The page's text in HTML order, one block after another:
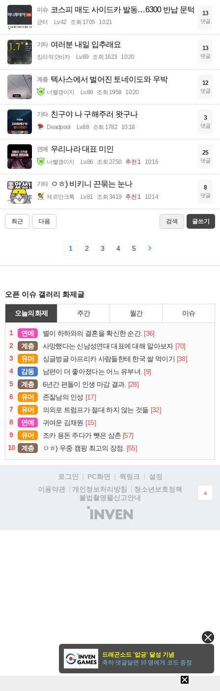
이슈 코스피 매도 사이드카 발동…6300 반납 문턱
균터 Lv.42 조회 1705 10:21
13
댓글
기타 여러분 내일 입추래요
킹리적갓비자 Lv.69 조회 1623 10:20
13
댓글
계층 텍사스에서 벌어진 토네이도와 우박
너빨갱이지 Lv.86 조회 1958 10:20
12
댓글
기타 친구야 나 구해주러 왓구나
Deadpool Lv.88 조회 1782 10:18
3
댓글
연예 우리나라 대표 미인
너빨갱이지 Lv.86 조회 2750 추천 1 10:16
25
댓글
기타 ㅇㅎ) 비키니 끈묶는 눈나
제르만크록 Lv.81 조회 3419 추천 1 10:14
8
댓글
최근 다음 검색 글쓰기
1 2 3 4 5
오픈 이슈 갤러리 화제글
오늘의 화제 주간 월간 이슈
1 연예 별이 하하와의 결혼을 확신한 순간. [36]
2
계층 사망했다는 신남성연대 대표에 대해 알아보자 [70]
3
유머 싱글벙글 아프리카 사람들한테 한국 쌀 먹이기
[38]
4
감동 남편이 더 좋아졌다는 어느 유부녀. [9]
5
계층 6년간 편돌이 인생 마감 결과. [28]
6
유머 존잘남의 인성 [17]
7
유머 의외로 트럼프가 절대 하지 않는 것들 [32]
8
연예 귀여운 김채원 [15]
9
유머 조카 용돈 주다가 뺏은 삼촌 [57]
10
계층 ㅇㅎ) 우중 캠핑 최고의 장점. [55]
로그인 PC화면 퀵링크
설정
이용약관
개인정보처리방침
청소년보호정책
불법촬영물신고안내
(주)
인
▲
드래곤소드 '압긍' 달성 기념
축하 댓글달면 10 명에게 코드 증정